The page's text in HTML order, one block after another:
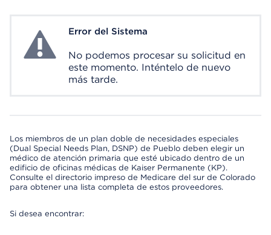
System ErrorError del Sistema
No podemos procesar su solicitud en
este momento. Inténtelo de nuevo
más tarde.
Los miembros de un plan doble de necesidades especiales
(Dual Special Needs Plan, DSNP) de Pueblo deben elegir un
médico de atención primaria que esté ubicado dentro de un
edificio de oficinas médicas de Kaiser Permanente (KP).
Consulte el directorio impreso de Medicare del sur de Colorado
para obtener una lista completa de estos proveedores.
Si desea encontrar: